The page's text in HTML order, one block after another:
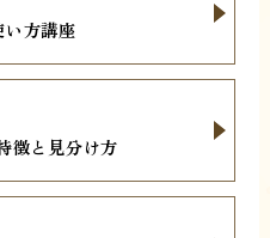
方講座
徴と見分け方